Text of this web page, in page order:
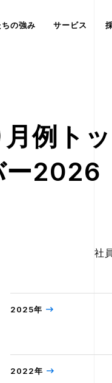
の強み サービス
月例ト
ー2026
社
2025年
2022年